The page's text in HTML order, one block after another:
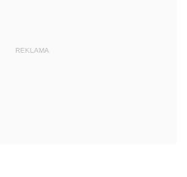
REKLAMA